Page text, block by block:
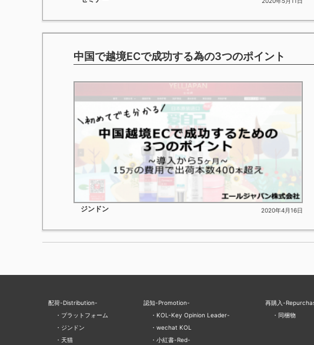
中国で越境ECで成功する為の3つのポイント
ジンドン 2020年4月16日
配荷-Distribution-
プラットフォーム
ジンドン
天猫
認知-Promotion-
KOL-Key Opinion Leader-
wechat KOL
小紅書-Red-
再購入-
同梱物